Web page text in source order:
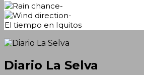
-
-
El tiempo en Iquitos
Diario La Selva